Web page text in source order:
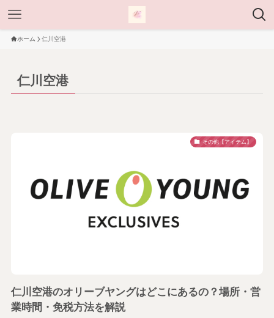
ホーム 仁川空港
仁川空港
その他【アイテム】
仁川空港のオリーブヤングはどこにあるの？場所・営
業時間・免税方法を解説